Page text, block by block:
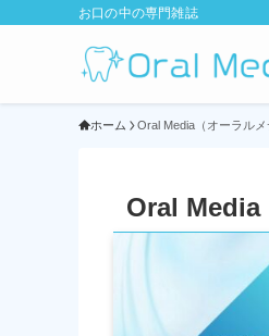
お口の中の専門雑誌
ホーム Oral Media（オーラルメ
Oral Media